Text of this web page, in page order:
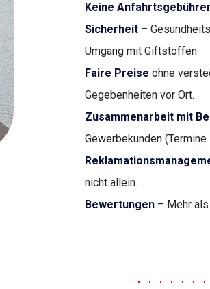
Keine
Sicherheit –
Umgang mit Giftstoffen
Faire Preise ohne
Gegebenheiten vor Ort.
Zusammenarbeit mit
Gewerbekunden
nicht allein.
Bewertungen – Mehr